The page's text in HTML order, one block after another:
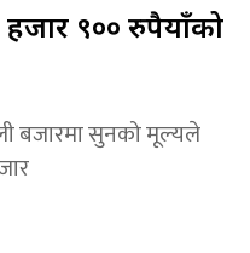
९०० रुपैयाँको
बजारमा सुनको मूल्यले